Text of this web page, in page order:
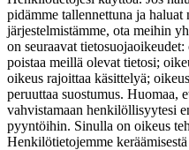
pidämme tallennettuna ja haluat
järjestelmistämme, ota meihin
on seuraavat
poistaa meillä olevat tietosi;
oikeus rajoittaa käsittelyä;
peruuttaa suostumus. Huomaa,
vahvistamaan henkilöllisyytesi
pyyntöihin. Sinulla on oikeus
Henkilötietojemme